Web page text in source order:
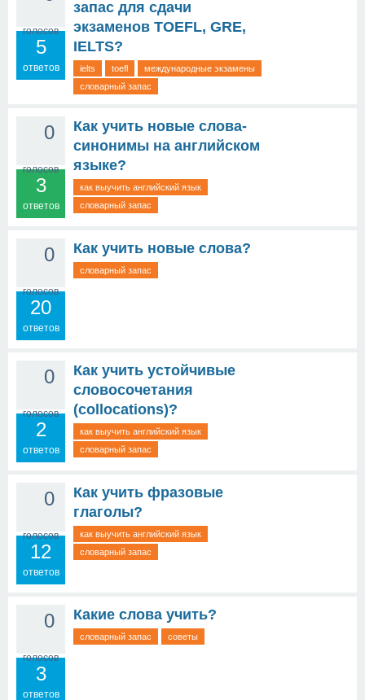
голосов
5
ответов
запас для сдачи
экзаменов TOEFL, GRE,
IELTS?
ielts toefl
международные экзамены
словарный запас
0
голосов
3
ответов
Как учить новые слова-
синонимы на английском
языке?
как выучить английский язык
словарный запас
0
голосов
20
ответов
Как учить новые слова?
словарный запас
0
голосов
2
ответов
Как учить устойчивые
словосочетания
(collocations)?
как выучить английский язык
словарный запас
0
голосов
12
ответов
Как учить фразовые
глаголы?
как выучить английский язык
словарный запас
0
голосов
3
ответов
Какие слова учить?
словарный запас советы